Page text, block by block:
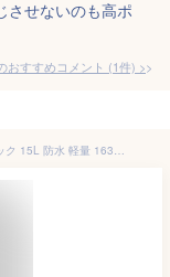
させないのも高ポ
おすすめコメント (1件) >
[Vulmoon] 折り畳み アウトドア 折りたたみ リュック 15L 防水 軽量 163g 旅行 収納袋付き 男女兼用 (チャコールグレー)